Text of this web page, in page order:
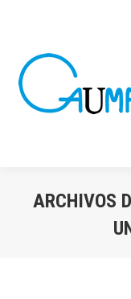
ARCHIVOS